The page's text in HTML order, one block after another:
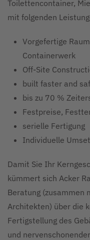
Toilettencontainer,
mit folgenden
Vorgefertige
Containerwerk
Off-Site
built faster and
bis zu 70 %
Festpreise,
serielle Fertigung
Individuelle
Damit Sie Ihr
kümmert sich Acker
Beratung (zusammen
Architekten) über die
Fertigstellung des
und